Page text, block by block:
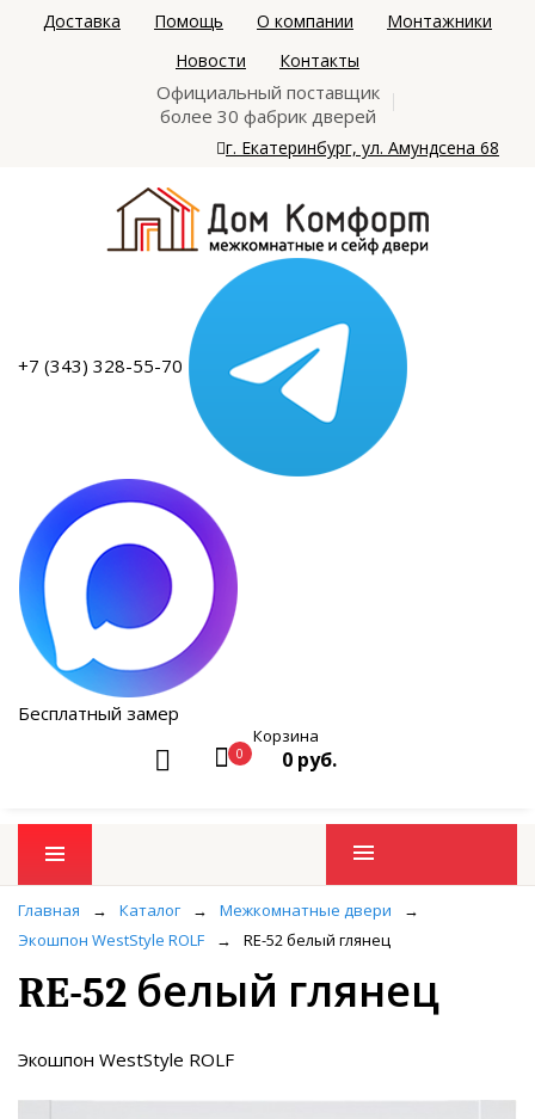
Доставка Помощь О компании
Монтажники
Новости
Контакты
Официальный поставщик
более 30 фабрик дверей
г. Екатеринбург, ул. Амундсена 68
+7 (343) 328-55-70
Бесплатный замер
0
Корзина
0 руб.
Промо товары
Главная → Каталог → Межкомнатные двери
→
Экошпон WestStyle ROLF
→ RE-52 белый глянец
RE-52 белый глянец
Экошпон WestStyle ROLF